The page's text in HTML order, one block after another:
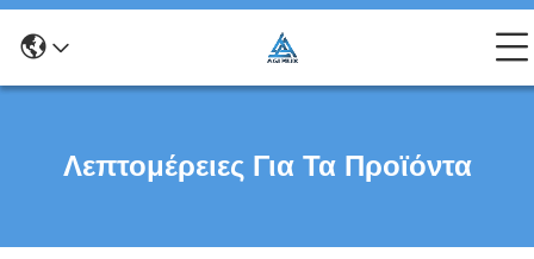
Λεπτομέρειες Για Τα Προϊόντα